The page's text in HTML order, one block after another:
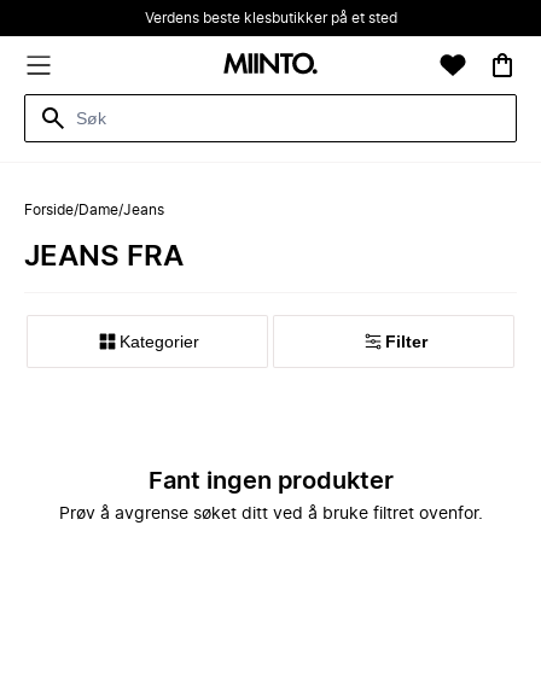
Verdens beste klesbutikker på et sted
Forside/Dame/Jeans
JEANS FRA
Kategorier Filter
Fant ingen produkter
Prøv å avgrense søket ditt ved å bruke filtret ovenfor.